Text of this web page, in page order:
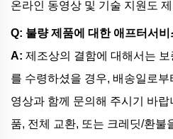
온라인 동영상 및 기술 지원도
Q: 불량 제품에 대한 애프터서
A: 제조상의 결함에 대해서는
를 수령하셨을 경우, 배송일로
영상과 함께 문의해 주시기 바
품, 전체 교환, 또는 크레딧/환불